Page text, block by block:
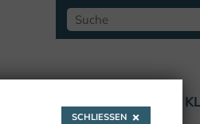
SCHLIESSEN